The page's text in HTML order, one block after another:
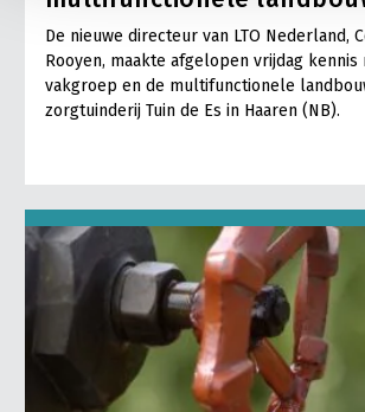
De nieuwe directeur van LTO Nederland,
Rooyen, maakte afgelopen vrijdag kennis
vakgroep en de multifunctionele
zorgtuinderij Tuin de Es in Haaren (NB).